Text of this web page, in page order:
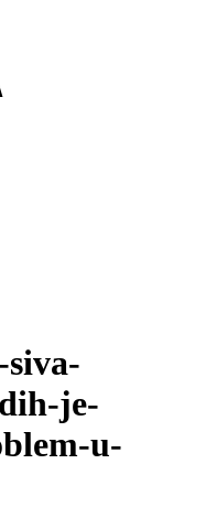
je-
u-